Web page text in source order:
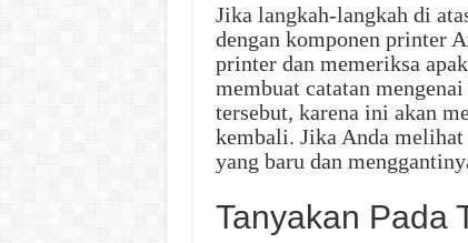
Jika langkah-langkah di
dengan komponen printer
printer dan memeriksa
membuat catatan
tersebut, karena ini akan
kembali. Jika Anda melihat
yang baru dan
Tanyakan Pada